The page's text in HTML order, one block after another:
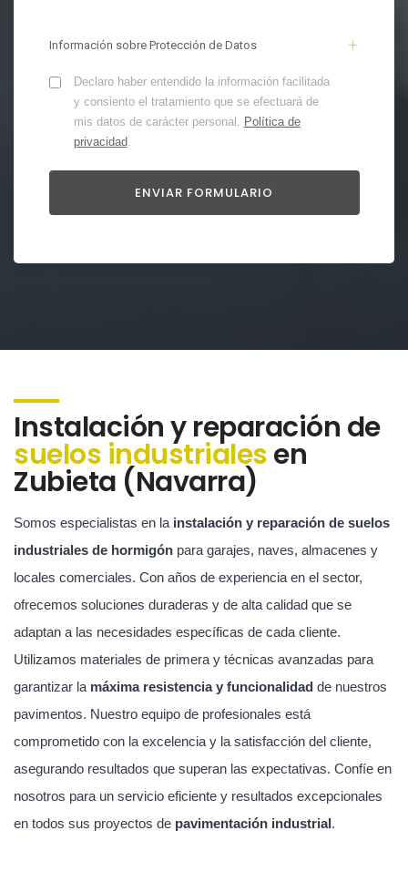
Información sobre Protección de Datos
Declaro haber entendido la información facilitada
y consiento el tratamiento que se efectuará de
mis datos de carácter personal. Política de
privacidad.
Instalación y reparación de
suelos industrialesen
Zubieta (Navarra)
Somos especialistas en la instalación y reparación de suelos
industriales de hormigón para garajes, naves, almacenes y
locales comerciales. Con años de experiencia en el sector,
ofrecemos soluciones duraderas y de alta calidad que se
adaptan a las necesidades específicas de cada cliente.
Utilizamos materiales de primera y técnicas avanzadas para
garantizar la máxima resistencia y funcionalidad de nuestros
pavimentos. Nuestro equipo de profesionales está
comprometido con la excelencia y la satisfacción del cliente,
asegurando resultados que superan las expectativas. Confíe en
nosotros para un servicio eficiente y resultados excepcionales
en todos sus proyectos de pavimentación industrial.